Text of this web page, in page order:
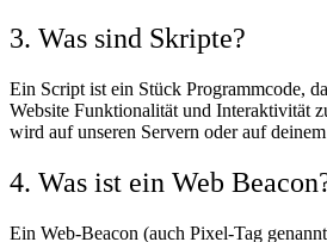
3. Was sind Skripte?
Ein Script ist ein Stück Programmcode,
Website Funktionalität und Interaktivität
wird auf unseren Servern oder auf
4. Was ist ein Web
Ein Web-Beacon (auch Pixel-Tag